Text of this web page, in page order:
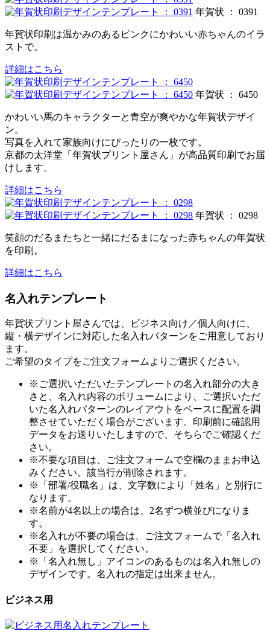
年賀状 ： 0391
年賀状印刷は温かみのあるピンクにかわいい赤ちゃんのイラ
ストで。
詳細はこちら
年賀状 ： 6450
かわいい馬のキャラクターと青空が爽やかな年賀状デザイ
ン。
写真を入れて家族向けにぴったりの一枚です。
京都の太洋堂「年賀状プリント屋さん」が高品質印刷でお届
けします。
詳細はこちら
年賀状 ： 0298
笑顔のだるまたちと一緒にだるまになった赤ちゃんの年賀状
を印刷。
詳細はこちら
名入れテンプレート
年賀状プリント屋さんでは、ビジネス向け／個人向けに、
縦・横デザインに対応した名入れパターンをご用意しており
ます。
ご希望のタイプをご注文フォームよりご選択ください。
※ご選択いただいたテンプレートの名入れ部分の大き
さと、名入れ内容のボリュームにより、ご選択いただ
いた名入れパターンのレイアウトをベースに配置を調
整させていただく場合がございます。印刷前に確認用
データをお送りいたしますので、そちらでご確認くだ
さい。
※不要な項目は、ご注文フォームで空欄のままお申込
みください。該当行が削除されます。
※「部署/役職名」は、文字数により「姓名」と別行に
なります。
※名前が4名以上の場合は、2名ずつ横並びになりま
す。
※名入れが不要の場合は、ご注文フォームで「名入れ
不要」を選択してください。
※「名入れ無し」アイコンのあるものは名入れ無しの
デザインです。名入れの指定は出来ません。
ビジネス用